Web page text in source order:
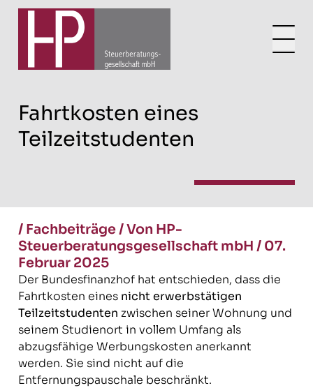
Fahrtkosten eines
Teilzeitstudenten
/ Fachbeiträge/Von HP-
Steuerberatungsgesellschaft mbH / 07.
Februar 2025
Der Bundesfinanzhof hat entschieden, dass die
Fahrtkosten eines nicht erwerbstätigen
Teilzeitstudenten zwischen seiner Wohnung und
seinem Studienort in vollem Umfang als
abzugsfähige Werbungskosten anerkannt
werden. Sie sind nicht auf die
Entfernungspauschale beschränkt.